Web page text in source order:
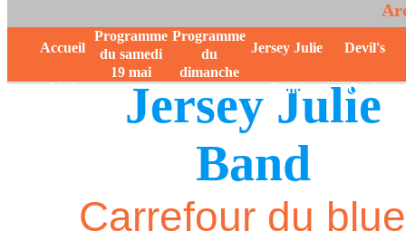
Accueil
(2019)
Programme
du samedi
19 mai
Programme
du
dimanche
Jersey Julie
Band
Devil's
Grub
Jersey Julie
Band
Carrefour du